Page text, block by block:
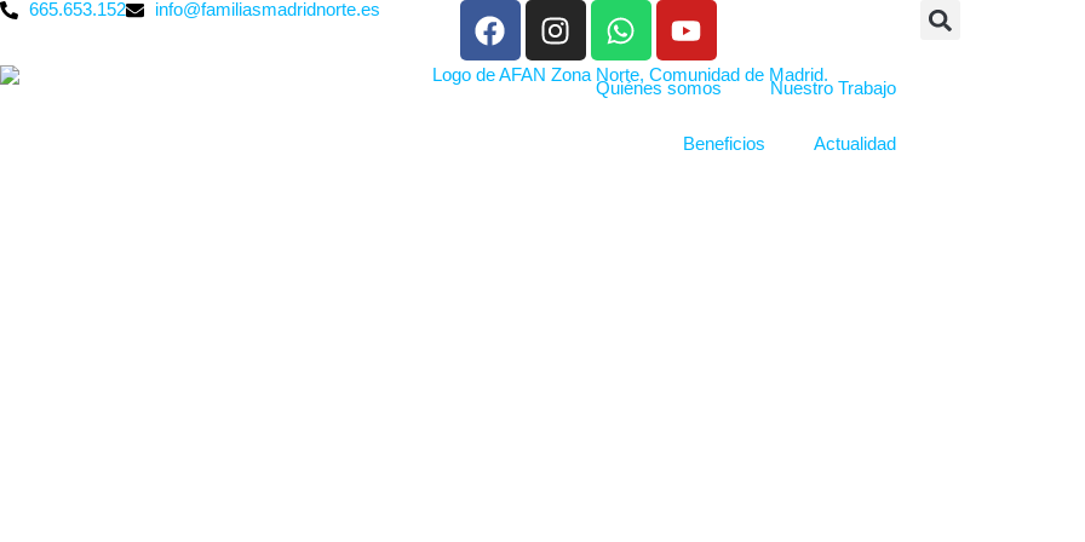
665.653.152 info@familiasmadridnorte.es
Quiénes somos Nuestro Trabajo
Beneficios Actualidad